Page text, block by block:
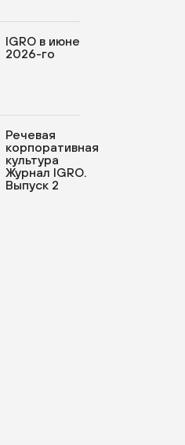
IGRO в июне
2026-го
Речевая
корпоративная
культура
Журнал IGRO.
Выпуск 2